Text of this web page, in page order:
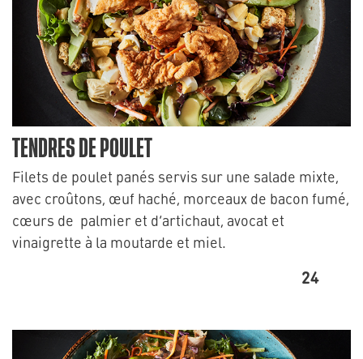
TENDRES DE POULET
Filets de poulet panés servis sur une salade mixte,
avec croûtons, œuf haché, morceaux de bacon fumé,
cœurs de palmier et d’artichaut, avocat et
vinaigrette à la moutarde et miel.
24